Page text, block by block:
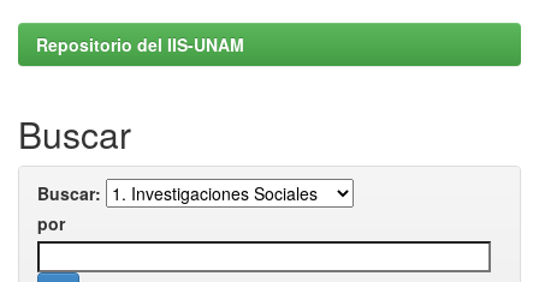
Repositorio del IIS-UNAM
Buscar
Buscar:
por